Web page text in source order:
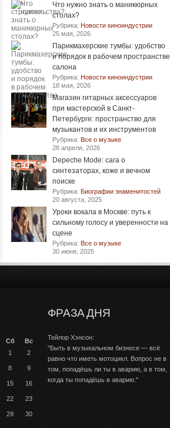
Что нужно знать о маникюрных
столах?
Рубрика: Новости киноиндустрии
25 мая, 2026
Парикмахерские тумбы: удобство
и порядок в рабочем пространстве
салона
Рубрика: Новости киноиндустрии
18 мая, 2026
Магазин гитарных аксессуаров
при мастерской в Санкт-
Петербурге: пространство для
музыкантов и их инструментов
Рубрика: Все о музыке
28 апреля, 2026
Depeche Mode: сага о
синтезаторах, коже и вечном
поиске
Рубрика: Биографии знаменитостей
20 августа, 2025
Уроки вокала в Москве: путь к
сильному голосу и уверенности на
сцене
Рубрика: Все о музыке
30 июня, 2025
Сб
Вс
1
2
8 9
15 16
22 23
29 30
ФРАЗА ДНЯ
Тейлор Хэнсон:
"Быть в музыкальном бизнесе — всё
равно что иметь мотоцикл. Вопрос не в
том, попадёшь ли ты в аварию, а в том,
когда ты попадёшь в аварию."